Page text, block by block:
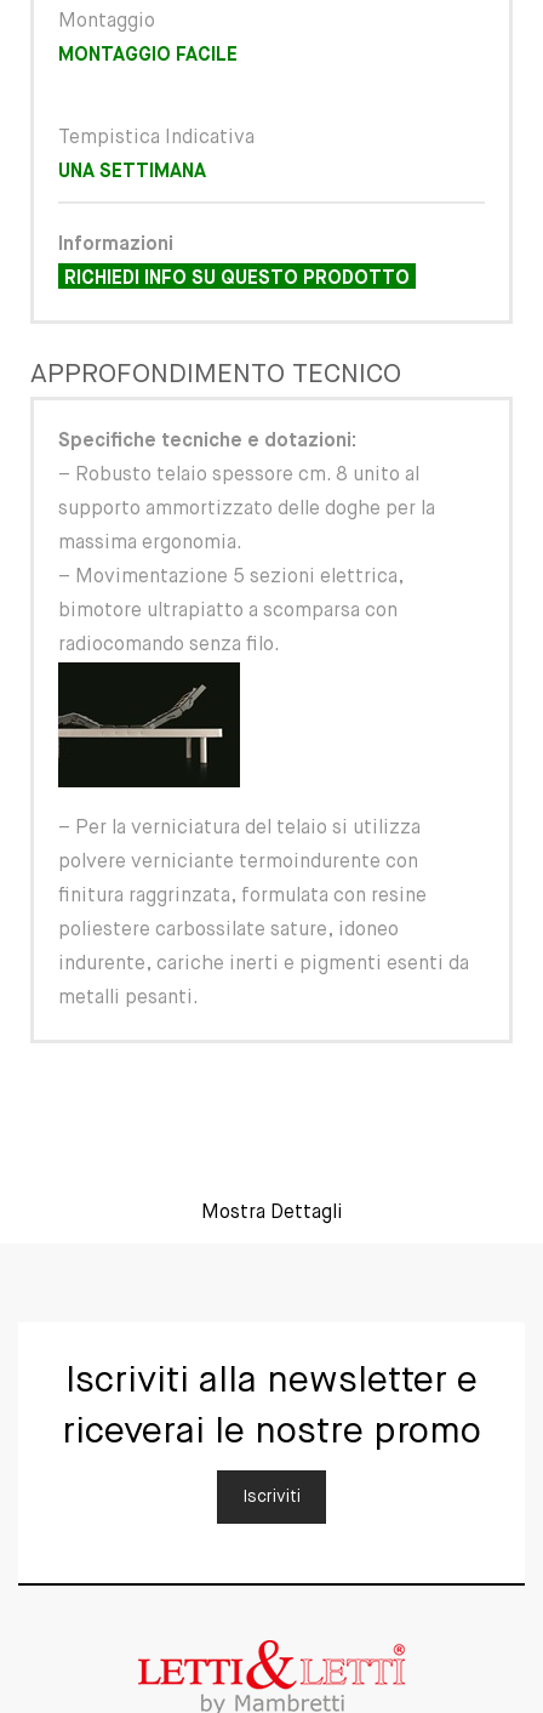
Montaggio
MONTAGGIO FACILE
Tempistica Indicativa
UNA SETTIMANA
Informazioni
RICHIEDI INFO SU QUESTO PRODOTTO
APPROFONDIMENTO TECNICO
Specifiche tecniche e dotazioni:
– Robusto telaio spessore cm. 8 unito al
supporto ammortizzato delle doghe per la
massima ergonomia.
– Movimentazione 5 sezioni elettrica,
bimotore ultrapiatto a scomparsa con
radiocomando senza filo.
– Per la verniciatura del telaio si utilizza
polvere verniciante termoindurente con
finitura raggrinzata, formulata con resine
poliestere carbossilate sature, idoneo
indurente, cariche inerti e pigmenti esenti da
metalli pesanti.
Mostra Dettagli
Iscriviti alla newsletter e
riceverai le nostre promo
Iscriviti